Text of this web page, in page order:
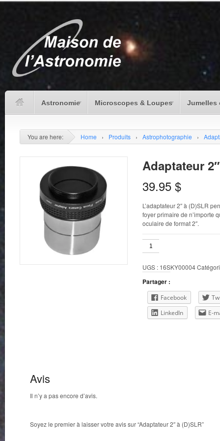
Astronomie Microscopes & Loupes Jumelles
You are here: Home › Produits › Astrophotographie ›
Adaptateur
39.95 $
L’adaptateur 2″ à (D)SLR
foyer primaire de n’importe
oculaire de format 2″.
quantité
de
2"
à
(D)SLR
UGS : 16SKY00004
Partager :
Facebook
LinkedIn
E-
Avis
Il n’y a pas encore d’avis.
Soyez le premier à laisser votre avis sur “Adaptateur 2″ à (D)SLR”